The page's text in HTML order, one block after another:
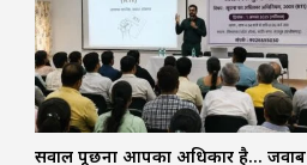
सवाल पूछना आपका अधिकार है… जवाब